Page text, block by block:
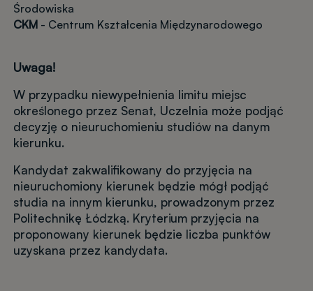
Środowiska
CKM - Centrum Kształcenia Międzynarodowego
Uwaga!
W przypadku niewypełnienia limitu miejsc
określonego przez Senat, Uczelnia może podjąć
decyzję o nieuruchomieniu studiów na danym
kierunku.
Kandydat zakwalifikowany do przyjęcia na
nieuruchomiony kierunek będzie mógł podjąć
studia na innym kierunku, prowadzonym przez
Politechnikę Łódzką. Kryterium przyjęcia na
proponowany kierunek będzie liczba punktów
uzyskana przez kandydata.